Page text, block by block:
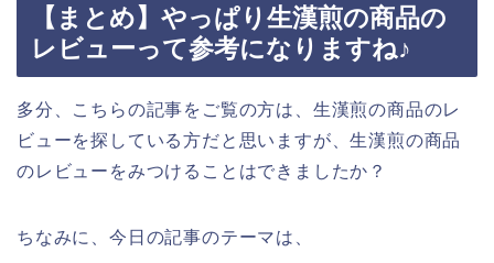
【まとめ】やっぱり生漢煎の商品の
レビューって参考になりますね♪
多分、こちらの記事をご覧の方は、生漢煎の商品のレ
ビューを探している方だと思いますが、生漢煎の商品
のレビューをみつけることはできましたか？
ちなみに、今日の記事のテーマは、